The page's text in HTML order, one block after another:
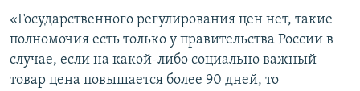
«Государственного регулирования цен нет, такие
полномочия есть только у правительства России в
случае, если на какой-либо социально важный
товар цена повышается более 90 дней, то